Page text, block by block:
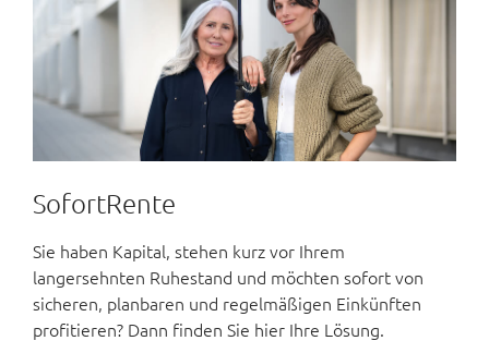
SofortRente
Sie haben Kapital, stehen kurz vor Ihrem
langersehnten Ruhestand und möchten sofort von
sicheren, planbaren und regelmäßigen Einkünften
profitieren? Dann finden Sie hier Ihre Lösung.